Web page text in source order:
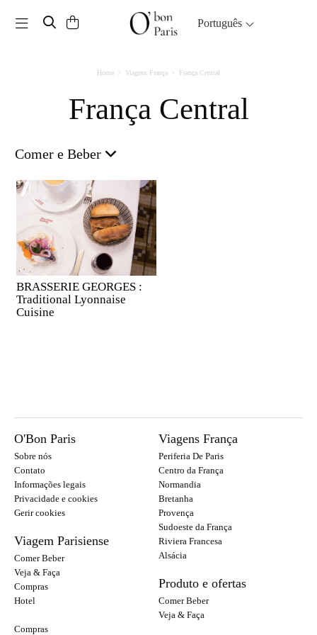
Toggle navigation Português
Home Viagens França França Central
França Central
Comer e Beber
BRASSERIE GEORGES :
Traditional Lyonnaise
Cuisine
O'Bon Paris
Sobre nós
Contato
Informações legais
Privacidade e cookies
Gerir cookies
Viagem Parisiense
Comer Beber
Veja & Faça
Compras
Hotel
Viagens França
Periferia De Paris
Centro da França
Normandia
Bretanha
Provença
Sudoeste da França
Riviera Francesa
Alsácia
Produto e ofertas
Comer Beber
Veja & Faça
Compras